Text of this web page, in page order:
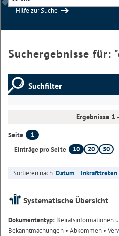
Hilfe zur Suche
Suchergebnisse für: "
Suchfilter
Ergebnisse 1
Seite
1
Einträge pro Seite
10 20 50
Sortieren nach:Datum Inkrafttreten
Systematische Übersicht
Dokumententyp: Beiratsinformationen
Bekanntmachungen • Abkommen •